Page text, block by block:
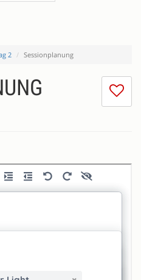
2 Sessionplanung
I